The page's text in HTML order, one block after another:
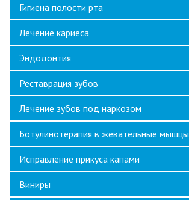
Гигиена полости рта
Лечение кариеса
Эндодонтия
Реставрация зубов
Лечение зубов под наркозом
Ботулинотерапия в жевательные мышцы
Исправление прикуса капами
Виниры